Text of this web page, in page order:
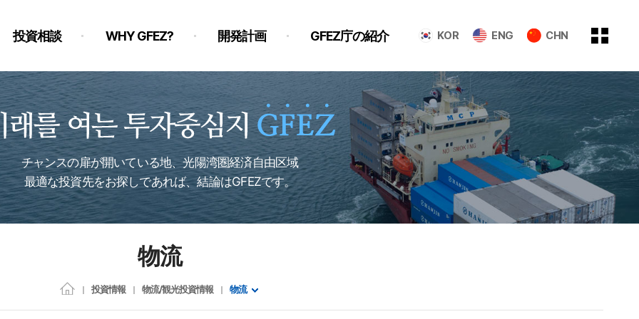
KOR ENG CHN
投資相談 WHY GFEZ? 開発計画 GFEZ庁の紹介
チャンスの扉が開いている地、光陽湾圏経済自由区域
最適な投資先をお探しであれば、結論はGFEZです。
物流
投資情報 物流/観光投資情報 物流